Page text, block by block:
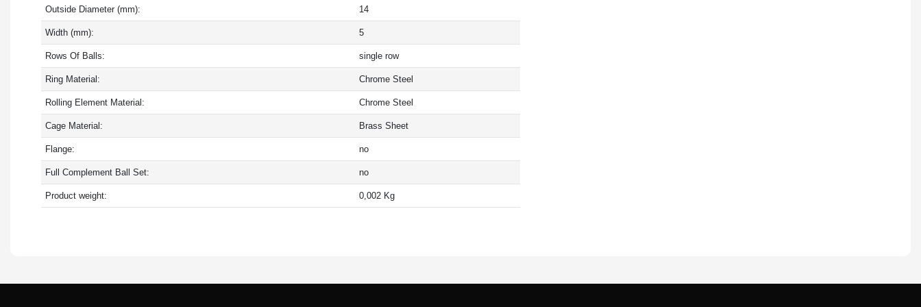
Outside Diameter (mm): 14
Width (mm): 5
Rows Of Balls: single row
Ring Material: Chrome Steel
Rolling Element Material: Chrome Steel
Cage Material: Brass Sheet
Flange: no
Full Complement Ball Set: no
Product weight: 0,002 Kg